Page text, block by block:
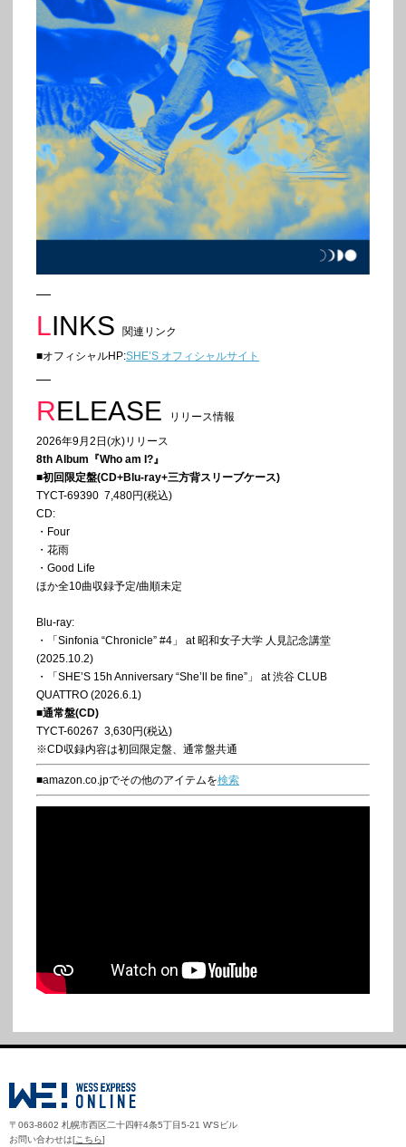
LINKS
関連リンク
■オフィシャルHP:SHE’S オフィシャルサイト
RELEASE
リリース情報
2026年9月2日(水)リリース
8th Album『Who am I?』
■初回限定盤(CD+Blu-ray+三方背スリーブケース)
TYCT-69390 7,480円(税込)
CD:
・Four
・花雨
・Good Life
ほか全10曲収録予定/曲順未定
Blu-ray:
・「Sinfonia “Chronicle” #4」 at 昭和女子大学 人見記念講堂
(2025.10.2)
・「SHE’S 15h Anniversary “She’ll be fine”」 at 渋谷 CLUB
QUATTRO (2026.6.1)
■通常盤(CD)
TYCT-60267 3,630円(税込)
※CD収録内容は初回限定盤、通常盤共通
■amazon.co.jpでその他のアイテムを検索
〒063-8602 札幌市西区二十四軒4条5丁目5-21 W'Sビル
お問い合わせは[こちら]